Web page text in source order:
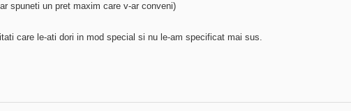
spuneti un pret maxim care v-ar conveni)
care le-ati dori in mod special si nu le-am specificat mai sus.